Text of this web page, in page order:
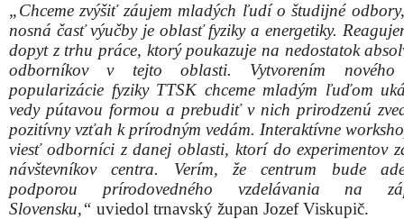
„Chceme zvýšiť záujem mladých ľudí o študijné
nosná časť výučby je oblasť fyziky a energetiky.
dopyt z trhu práce, ktorý poukazuje na nedostatok
odborníkov v tejto oblasti. Vytvorením nového
popularizácie fyziky TTSK chceme mladým ľuďom
vedy pútavou formou a prebudiť v nich prirodzenú
pozitívny vzťah k prírodným vedám. Interaktívne
viesť odborníci z danej oblasti, ktorí do experimentov
návštevníkov centra. Verím, že centrum bude
podporou prírodovedného vzdelávania na
Slovensku,“ uviedol trnavský župan Jozef Viskupič.